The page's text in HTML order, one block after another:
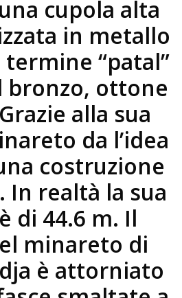
cupola alta
in metallo
“patal”
bronzo, ottone
alla sua
da l’idea
costruzione
In realtà la sua
di 44.6 m. Il
minareto di
è attorniato